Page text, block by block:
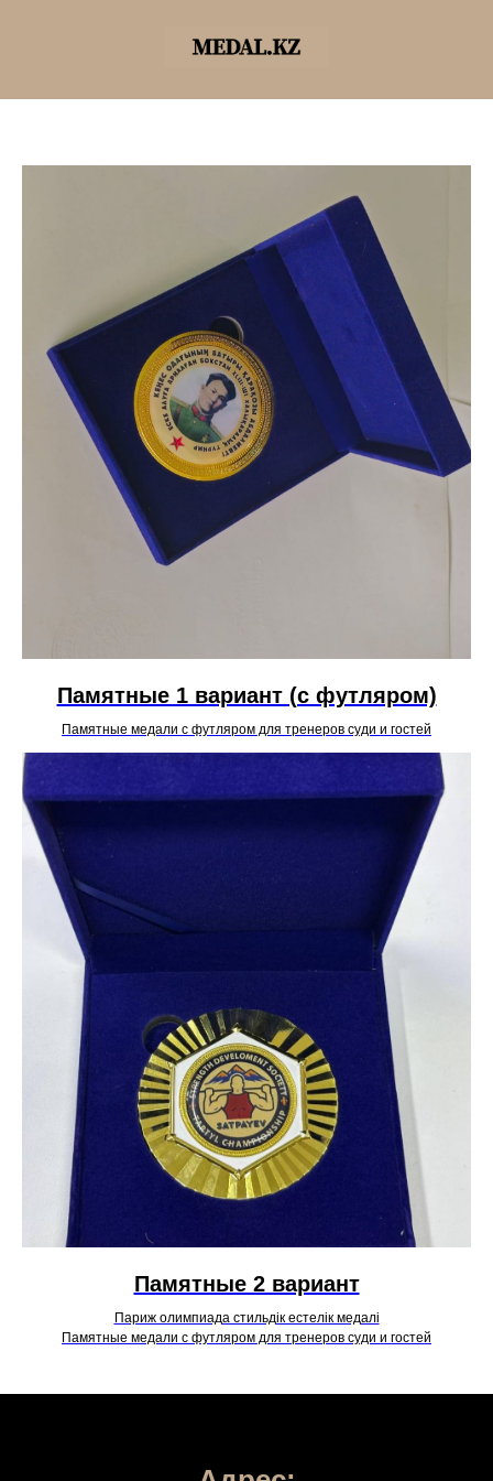
Памятные 1 вариант (с футляром)
Памятные медали с футляром для тренеров суди и гостей
Памятные 2 вариант
Париж олимпиада стильдік естелік медалі
Памятные медали с футляром для тренеров суди и гостей